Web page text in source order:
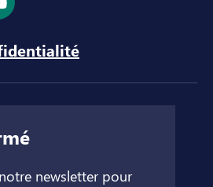
un nouvel onglet
dans un nouvel onglet
le lien dans un nouvel
le lien dans un
newsletter pour